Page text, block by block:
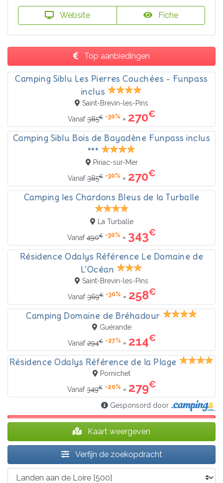
Website Fiche
Top aanbiedingen
Camping Siblu Les Pierres Couchées - Funpass
inclus
Saint-Brevin-les-Pins
Vanaf385€ -30% = 270€
Camping Siblu Bois de Bayadène Funpass inclus
***
Piriac-sur-Mer
Vanaf385€ -30% = 270€
Camping les Chardons Bleus de la Turballe
La Turballe
Vanaf490€ -30% = 343€
Résidence Odalys Référence Le Domaine de
L'Océan
Saint-Brevin-les-Pins
Vanaf369€ -30% = 258€
Camping Domaine de Bréhadour
Guérande
Vanaf294€ -27% = 214€
Résidence Odalys Référence de la Plage
Pornichet
Vanaf349€ -20% = 279€
Gesponsord door
Kaart weergeven
Verfijn de zoekopdracht